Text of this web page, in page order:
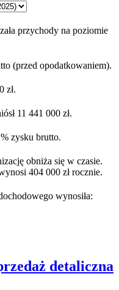
przychody na poziomie
(przed opodatkowaniem).
zł.
11 441 000 zł.
zysku brutto.
obniża się w czasie.
404 000 zł rocznie.
wynosiła:
detaliczna